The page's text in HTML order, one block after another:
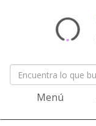
Menú